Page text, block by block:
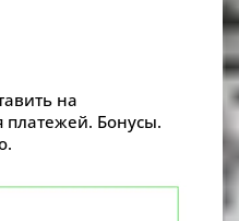
на
платежей. Бонусы.